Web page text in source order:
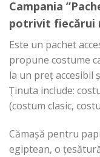
Campania
potrivit fiecărui
Este un pachet
propune costume
la un preț accesibil
Ținuta include:
(costum clasic,
Cămașă pentru
egiptean, o